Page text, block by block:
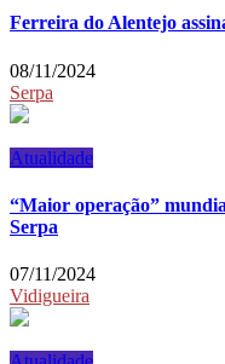
Ferreira do Alentejo
08/11/2024
Serpa
Atualidade
“Maior operação”
Serpa
07/11/2024
Vidigueira